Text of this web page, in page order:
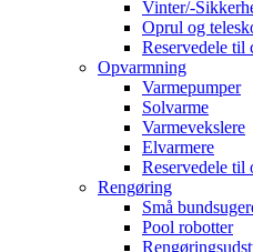
Vinter/-
Oprul og
Reservedele
Opvarmning
Varmepumper
Solvarme
Varmevekslere
Elvarmere
Reservedele til
Rengøring
Små
Pool robotter